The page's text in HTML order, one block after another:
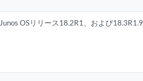
Junos OSリリース18.2R1、および18.3R1.9